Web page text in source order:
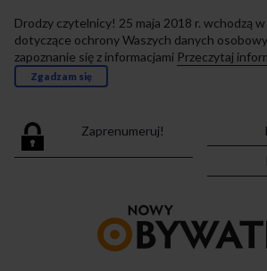
Drodzy czytelnicy! 25 maja 2018 r. wchodzą
dotyczące ochrony Waszych danych
zapoznanie się z informacjami Przeczytaj
Zgadzam się
Zaprenumeruj!